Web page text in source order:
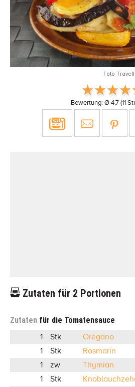
Foto
Bewertung: Ø 4,7(11
Zutaten für 2 Portionen
Zutaten für die Tomatensauce
1 Stk
Oregano
1
Stk
Rosmarin
1
zw
Thymian
1
Stk